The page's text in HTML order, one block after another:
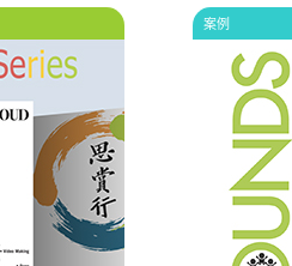
案例